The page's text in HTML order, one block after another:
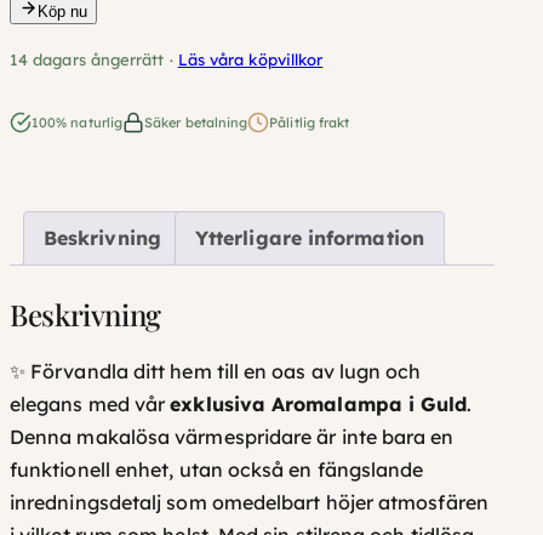
a
G
u
d
m
ä
n
g
Köp nu
14 dagars ångerrätt · Läs våra köpvillkor
100% naturlig Säker betalning Pålitlig frakt
Beskrivning Ytterligare information
Beskrivning
✨ Förvandla ditt hem till en oas av lugn och
elegans med vårexklusiva Aromalampa i Guld.
Denna makalösa värmespridare är inte bara en
funktionell enhet, utan också en fängslande
inredningsdetalj som omedelbart höjer atmosfären